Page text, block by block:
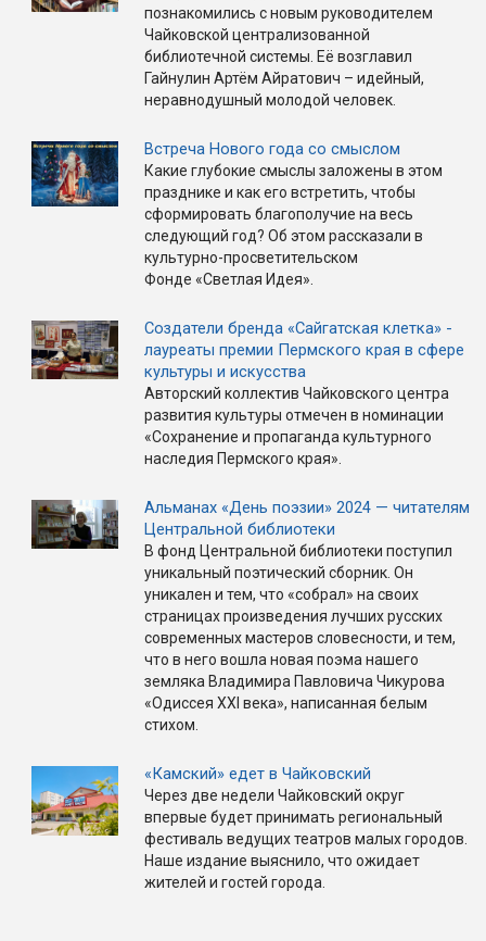
познакомились с новым руководителем
Чайковской централизованной
библиотечной системы. Её возглавил
Гайнулин Артём Айратович – идейный,
неравнодушный молодой человек.
Встреча Нового года со смыслом
Какие глубокие смыслы заложены в этом
празднике и как его встретить, чтобы
сформировать благополучие на весь
следующий год? Об этом рассказали в
культурно-просветительском
Фонде «Светлая Идея».
Создатели бренда «Сайгатская клетка» -
лауреаты премии Пермского края в сфере
культуры и искусства
Авторский коллектив Чайковского центра
развития культуры отмечен в номинации
«Сохранение и пропаганда культурного
наследия Пермского края».
Альманах «День поэзии» 2024 — читателям
Центральной библиотеки
В фонд Центральной библиотеки поступил
уникальный поэтический сборник. Он
уникален и тем, что «собрал» на своих
страницах произведения лучших русских
современных мастеров словесности, и тем,
что в него вошла новая поэма нашего
земляка Владимира Павловича Чикурова
«Одиссея XXI века», написанная белым
стихом.
«Камский» едет в Чайковский
Через две недели Чайковский округ
впервые будет принимать региональный
фестиваль ведущих театров малых городов.
Наше издание выяснило, что ожидает
жителей и гостей города.